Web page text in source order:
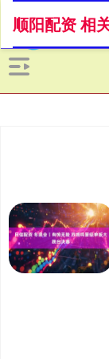
顺阳配资 相